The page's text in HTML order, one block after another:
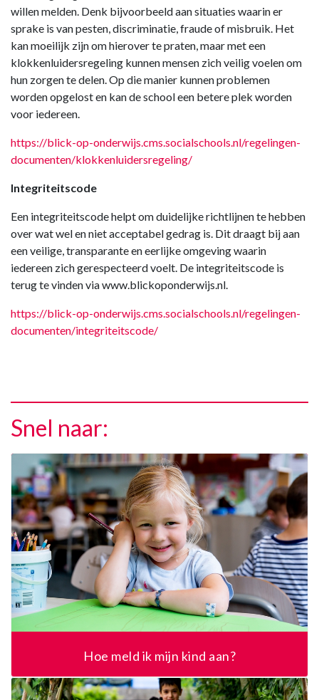
willen melden. Denk bijvoorbeeld aan situaties waarin er
sprake is van pesten, discriminatie, fraude of misbruik. Het
kan moeilijk zijn om hierover te praten, maar met een
klokkenluidersregeling kunnen mensen zich veilig voelen om
hun zorgen te delen. Op die manier kunnen problemen
worden opgelost en kan de school een betere plek worden
voor iedereen.
https://blick-op-onderwijs.cms.socialschools.nl/regelingen-
documenten/klokkenluidersregeling/
Integriteitscode
Een integriteitscode helpt om duidelijke richtlijnen te hebben
over wat wel en niet acceptabel gedrag is. Dit draagt bij aan
een veilige, transparante en eerlijke omgeving waarin
iedereen zich gerespecteerd voelt. De integriteitscode is
terug te vinden via www.blickoponderwijs.nl.
https://blick-op-onderwijs.cms.socialschools.nl/regelingen-
documenten/integriteitscode/
Snel naar:
Hoe meld ik mijn kind aan?